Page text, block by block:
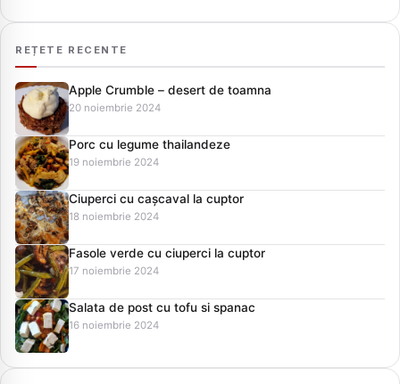
REȚETE RECENTE
Apple Crumble – desert de toamna
20 noiembrie 2024
Porc cu legume thailandeze
19 noiembrie 2024
Ciuperci cu cașcaval la cuptor
18 noiembrie 2024
Fasole verde cu ciuperci la cuptor
17 noiembrie 2024
Salata de post cu tofu si spanac
16 noiembrie 2024